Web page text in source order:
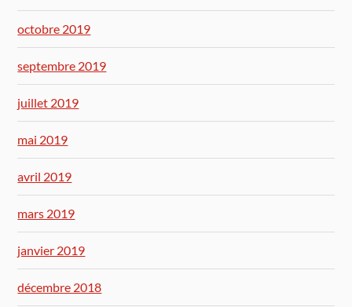
octobre 2019
septembre 2019
juillet 2019
mai 2019
avril 2019
mars 2019
janvier 2019
décembre 2018